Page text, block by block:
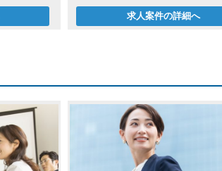
求人案件の詳細へ